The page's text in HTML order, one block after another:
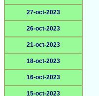
27-oct-2023
26-oct-2023
21-oct-2023
18-oct-2023
16-oct-2023
15-oct-2023